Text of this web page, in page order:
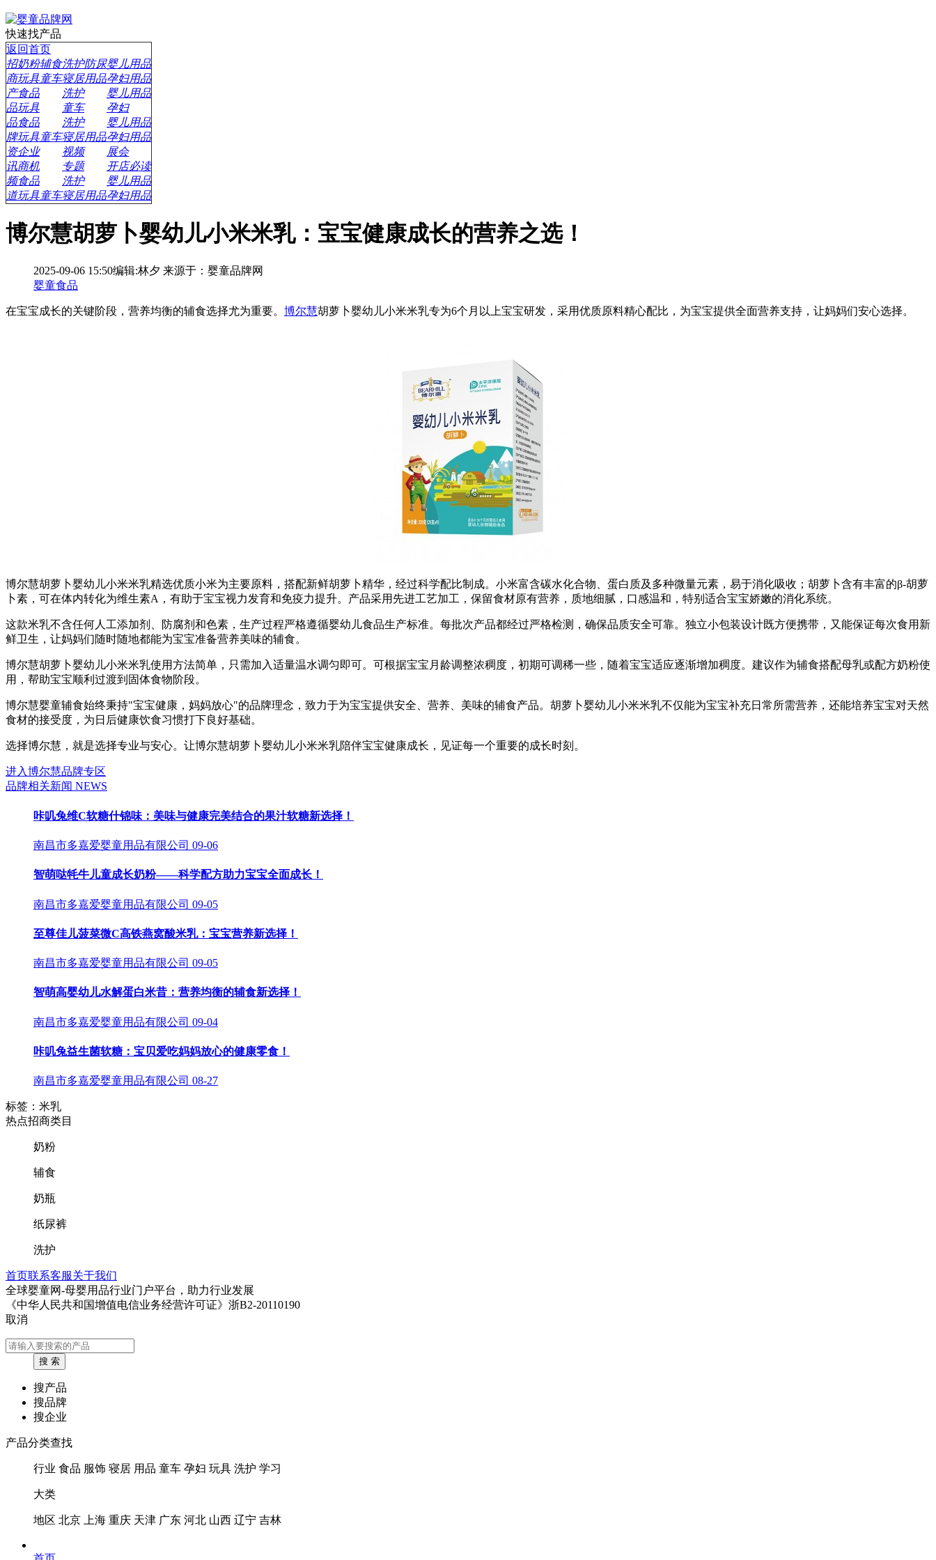
快速找产品
返回首页
招
商
奶粉辅食洗护防尿婴儿用品
玩具童车寝居用品孕妇用品
产
品
食品 洗护
婴儿用品
玩具
童车
孕妇
品
牌
食品 洗护
婴儿用品
玩具童车寝居用品孕妇用品
资
讯
企业 视频
展会
商机
专题
开店必读
频
道
食品 洗护
婴儿用品
玩具童车寝居用品孕妇用品
博尔慧胡萝卜婴幼儿小米米乳：宝宝健康成长的营养之选！
2025-09-06 15:50编辑:林夕 来源于：婴童品牌网
婴童食品
在宝宝成长的关键阶段，营养均衡的辅食选择尤为重要。 博尔慧胡萝卜婴幼儿小米米乳专为6个月以上宝宝研发，采用优质原料精心配比，为宝宝提供全面营养支持，让妈妈们安心选择。
博尔慧胡萝卜婴幼儿小米米乳精选优质小米为主要原料，搭配新鲜胡萝卜精华，经过科学配比制成。小米富含碳水化合物、蛋白质及多种微量元素，易于消化吸收；胡萝卜含有丰富的β-胡萝
卜素，可在体内转化为维生素A，有助于宝宝视力发育和免疫力提升。产品采用先进工艺加工，保留食材原有营养，质地细腻，口感温和，特别适合宝宝娇嫩的消化系统。
这款米乳不含任何人工添加剂、防腐剂和色素，生产过程严格遵循婴幼儿食品生产标准。每批次产品都经过严格检测，确保品质安全可靠。独立小包装设计既方便携带，又能保证每次食用新
鲜卫生，让妈妈们随时随地都能为宝宝准备营养美味的辅食。
博尔慧胡萝卜婴幼儿小米米乳使用方法简单，只需加入适量温水调匀即可。可根据宝宝月龄调整浓稠度，初期可调稀一些，随着宝宝适应逐渐增加稠度。建议作为辅食搭配母乳或配方奶粉使
用，帮助宝宝顺利过渡到固体食物阶段。
博尔慧婴童辅食始终秉持"宝宝健康，妈妈放心"的品牌理念，致力于为宝宝提供安全、营养、美味的辅食产品。胡萝卜婴幼儿小米米乳不仅能为宝宝补充日常所需营养，还能培养宝宝对天然
食材的接受度，为日后健康饮食习惯打下良好基础。
选择博尔慧，就是选择专业与安心。让博尔慧胡萝卜婴幼儿小米米乳陪伴宝宝健康成长，见证每一个重要的成长时刻。
进入博尔慧品牌专区
品牌相关新闻 NEWS
咔叽兔维C软糖什锦味：美味与健康完美结合的果汁软糖新选择！
南昌市多嘉爱婴童用品有限公司 09-06
智萌哒牦牛儿童成长奶粉——科学配方助力宝宝全面成长！
南昌市多嘉爱婴童用品有限公司 09-05
至尊佳儿菠菜微C高铁燕窝酸米乳：宝宝营养新选择！
南昌市多嘉爱婴童用品有限公司 09-05
智萌高婴幼儿水解蛋白米昔：营养均衡的辅食新选择！
南昌市多嘉爱婴童用品有限公司 09-04
咔叽兔益生菌软糖：宝贝爱吃妈妈放心的健康零食！
南昌市多嘉爱婴童用品有限公司 08-27
标签：米乳
热点招商类目
奶粉
辅食
奶瓶
纸尿裤
洗护
首页联系客服关于我们
全球婴童网-母婴用品行业门户平台，助力行业发展
《中华人民共和国增值电信业务经营许可证》浙B2-20110190
取消
搜产品
搜品牌
搜企业
产品分类查找
行业 食品 服饰 寝居 用品 童车 孕妇 玩具 洗护 学习
大类
地区 北京 上海 重庆 天津 广东 河北 山西 辽宁 吉林